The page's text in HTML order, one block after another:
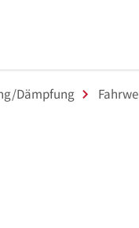
Dämpfung